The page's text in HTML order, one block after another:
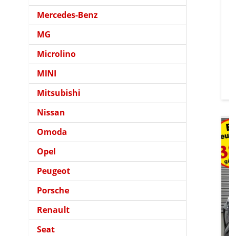
Mercedes-Benz
MG
Microlino
MINI
Mitsubishi
Nissan
Omoda
Opel
Peugeot
Porsche
Renault
Seat